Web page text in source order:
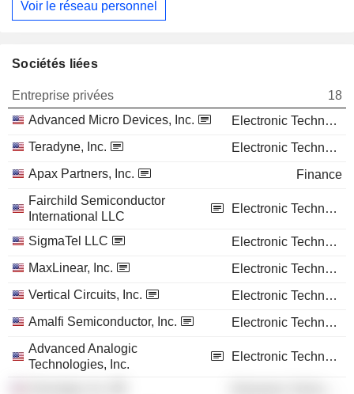
Voir le réseau personnel
Sociétés liées
Entreprise privées
18
Advanced Micro Devices, Inc.
Electronic Technology
Teradyne, Inc.
Electronic Technology
Apax Partners, Inc.
Finance
Fairchild Semiconductor
International LLC
Electronic Technology
SigmaTel LLC
Electronic Technology
MaxLinear, Inc.
Electronic Technology
Vertical Circuits, Inc.
Electronic Technology
Amalfi Semiconductor, Inc.
Electronic Technology
Advanced Analogic
Technologies, Inc.
Electronic Technology